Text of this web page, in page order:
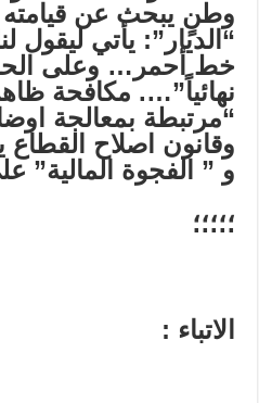
وطنٍ يبحث عن قيامته
“الديار”: يأتي ليقول
خط أحمر… وعلى
نهائياً”…. مكافحة
“مرتبطة بمعالجة
وقانون اصلاح القطاع
و ” الفجوة المالية”
؛؛؛؛؛
الاتباء :